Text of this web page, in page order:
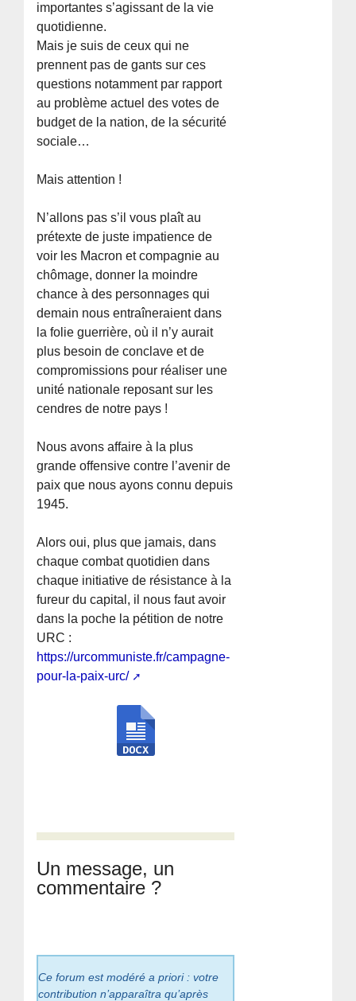
importantes s’agissant de la vie
quotidienne.
Mais je suis de ceux qui ne
prennent pas de gants sur ces
questions notamment par rapport
au problème actuel des votes de
budget de la nation, de la sécurité
sociale…
Mais attention !
N’allons pas s’il vous plaît au
prétexte de juste impatience de
voir les Macron et compagnie au
chômage, donner la moindre
chance à des personnages qui
demain nous entraîneraient dans
la folie guerrière, où il n’y aurait
plus besoin de conclave et de
compromissions pour réaliser une
unité nationale reposant sur les
cendres de notre pays !
Nous avons affaire à la plus
grande offensive contre l’avenir de
paix que nous ayons connu depuis
1945.
Alors oui, plus que jamais, dans
chaque combat quotidien dans
chaque initiative de résistance à la
fureur du capital, il nous faut avoir
dans la poche la pétition de notre
URC :
https://urcommuniste.fr/campagne-
pour-la-paix-urc/
Un message, un
commentaire ?
Ce forum est modéré a priori : votre
contribution n’apparaîtra qu’après